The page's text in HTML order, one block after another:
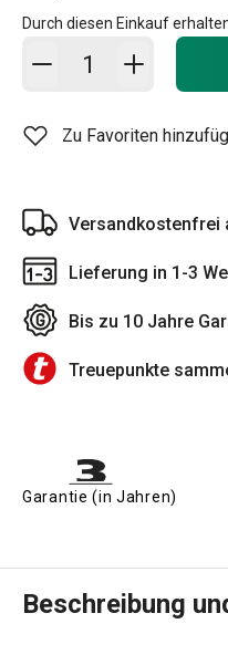
Durch diesen Einkauf
In den Warenkorb -
Zu Favoriten
Versandkostenfrei
Lieferung in 1-3
Bis zu 10 Jahre
Treuepunkte
Garantie (in Jahren)
Beschreibung